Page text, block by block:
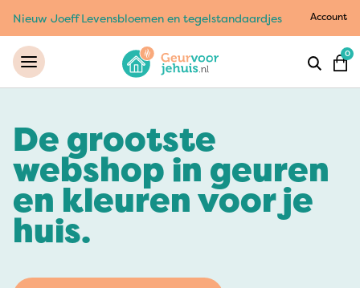
Nieuw Joeff Levensbloemen en tegelstandaardjes Account
0
De grootste
webshop in geuren
en kleuren voor je
huis.